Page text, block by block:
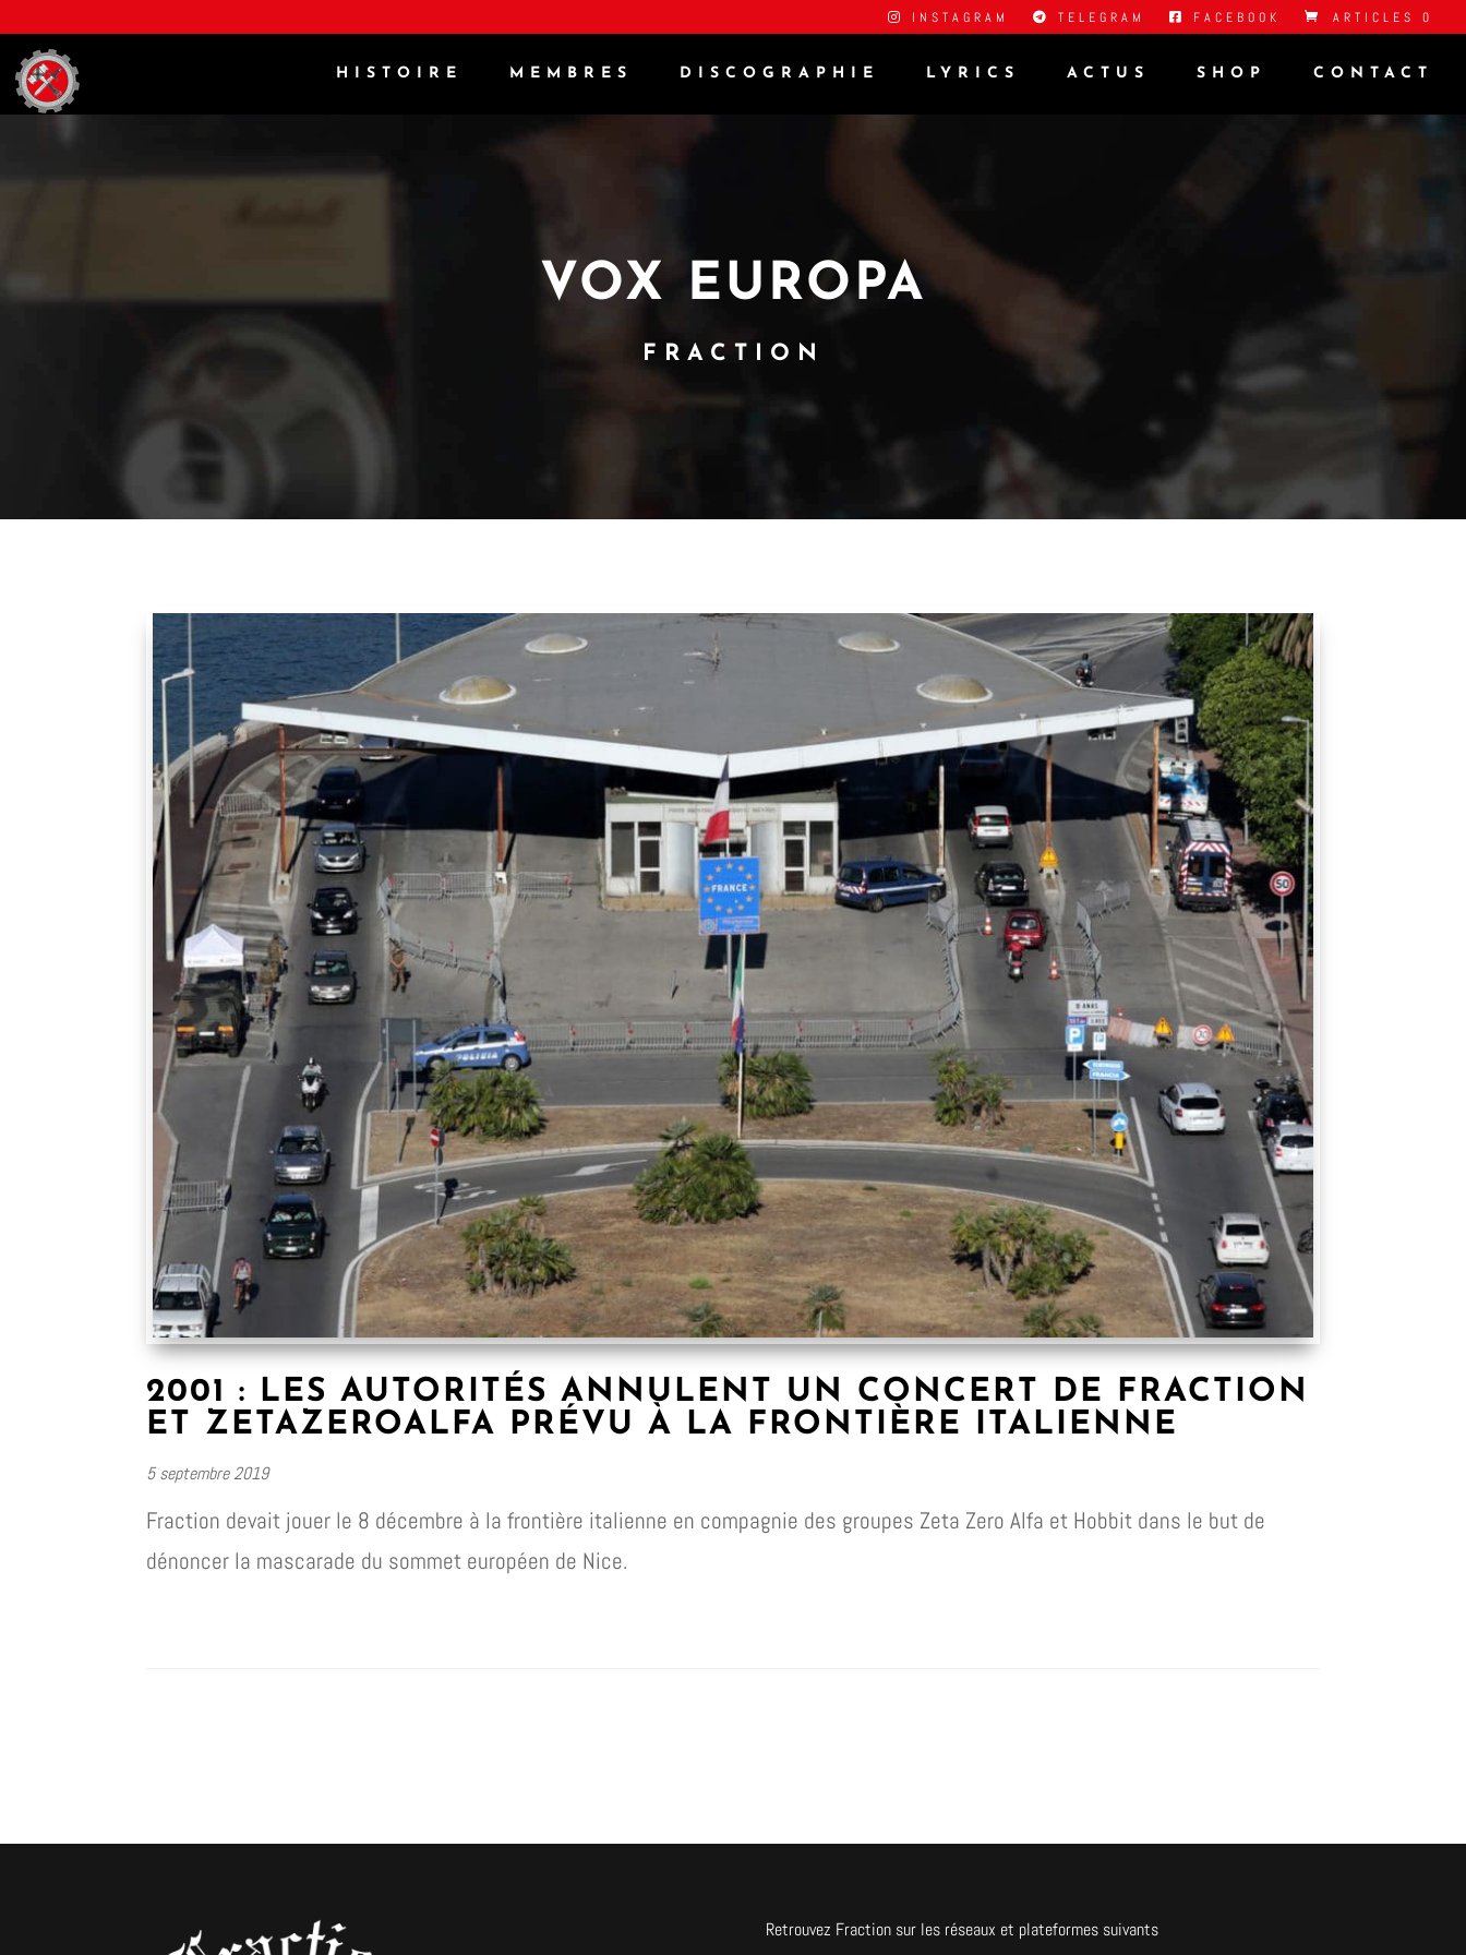
INSTAGRAM TELEGRAM FACEBOOK ARTICLES 0
HISTOIRE MEMBRES DISCOGRAPHIE LYRICS ACTUS SHOP CONTACT
VOX EUROPA
FRACTION
2001 : LES AUTORITÉS ANNULENT UN CONCERT DE FRACTION
ET ZETAZEROALFA PRÉVU À LA FRONTIÈRE ITALIENNE
5 septembre 2019
Fraction devait jouer le 8 décembre à la frontière italienne en compagnie des groupes Zeta Zero Alfa et Hobbit dans le but de
dénoncer la mascarade du sommet européen de Nice.
Retrouvez Fraction sur les réseaux et plateformes suivants